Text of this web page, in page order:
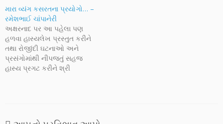
મારા વ્યંગ કસરતના પ્રયોગો… –
રમેશભાઈ ચાંપાનેરી
અક્ષરનાદ પર આ પહેલા પણ
હળવા હાસ્યલેખ પ્રસ્તુત કરીને
તથા રોજીંદી ઘટનાઓ અને
પ્રસંગોમાંથી નીપજતું સહજ
હાસ્ય પ્રગટ કરીને શ્રી
વ્યંગની વાત લઈને આવ્યા છે. પેટ